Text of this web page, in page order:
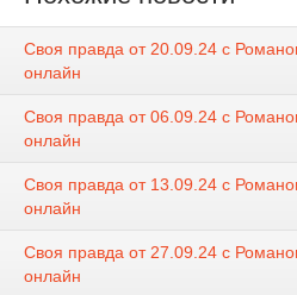
Своя правда от 20.09.24 с
онлайн
Своя правда от 06.09.24 с
онлайн
Своя правда от 13.09.24 с
онлайн
Своя правда от 27.09.24 с
онлайн